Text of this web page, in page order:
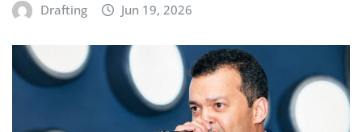
Drafting Jun 19, 2026